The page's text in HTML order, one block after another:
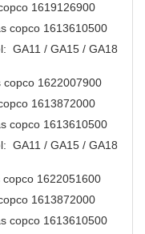
1619126900
copco 1613610500
GA11 / GA15 / GA18
copco 1622007900
1613872000
copco 1613610500
GA11 / GA15 / GA18
1622051600
1613872000
copco 1613610500